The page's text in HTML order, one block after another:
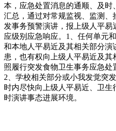
本，应急处置消息的通顺、及
汇总，通过对常规监视、监测
发事务预警演讲，报上级人平
应级别应急响应。1、任何单元
和本地人平易近及其相关部分
患，也有权向上级人平易近及
照履行突发食物卫生事务应急处
2、学校相关部分或小我发觉突
时内尽快向上级人平易近、卫
时演讲事态进展环境。